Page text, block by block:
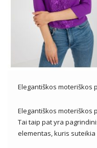
Elegantiškos moteriškos
Elegantiškos moteriškos
Tai taip pat yra
elementas, kuris